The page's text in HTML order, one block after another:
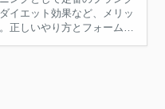
イエット効果など、メリッ
正しいやり方とフォームを